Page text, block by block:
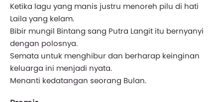
Ketika lagu yang manis justru menoreh pilu di hati
Laila yang kelam.
Bibir mungil Bintang sang Putra Langit itu bernyanyi
dengan polosnya.
Semata untuk menghibur dan berharap keinginan
keluarga ini menjadi nyata.
Menanti kedatangan seorang Bulan.